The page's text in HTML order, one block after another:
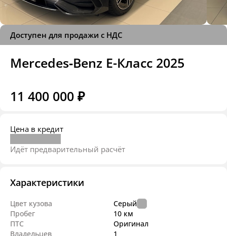
Доступен для продажи с НДС
Mercedes‑Benz E-Класс 2025
11 400 000 ₽
Цена в кредит
Идёт предварительный расчёт
Характеристики
Цвет кузова
Серый
Пробег
10 км
ПТС
Оригинал
Владельцев
1